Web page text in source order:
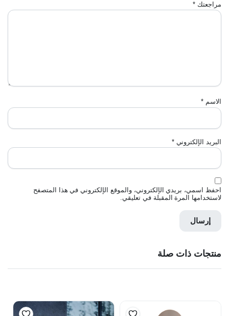
مراجعتك *
الاسم *
البريد الإلكتروني*
احفظ اسمي، بريدي الإلكتروني، والموقع الإلكتروني في هذا المتصفح
لاستخدامها المرة المقبلة في تعليقي.
منتجات ذات صلة